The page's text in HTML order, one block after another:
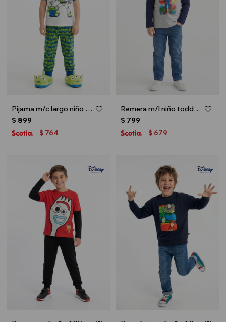
Pijama m/c largo niño toddler BUZZ LIGHTYEAR - Verde
$ 899
$ 764
Remera m/l niño toddler TOY STORY - Azul
$ 799
$ 679